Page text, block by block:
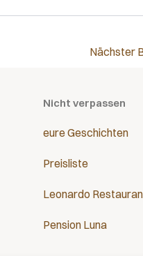
Nächster
Nicht verpassen
eure Geschichten
Preisliste
Leonardo
Pension Luna